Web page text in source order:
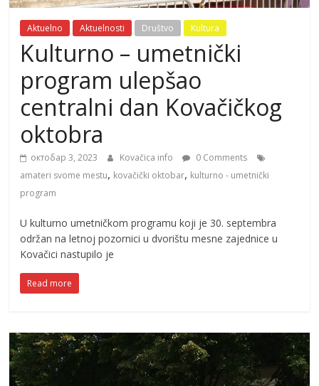
Aktuelno Aktuelnosti Društvo Kultura
Kulturno – umetnički
program ulepšao
centralni dan Kovačičkog
oktobra
октобар 3, 2023 Kovačica info
0 Comments
amateri svome mestu, kovačički oktobar, kulturno - umetnički
program
U kulturno umetničkom programu koji je 30. septembra
održan na letnoj pozornici u dvorištu mesne zajednice u
Kovačici nastupilo je
Read more